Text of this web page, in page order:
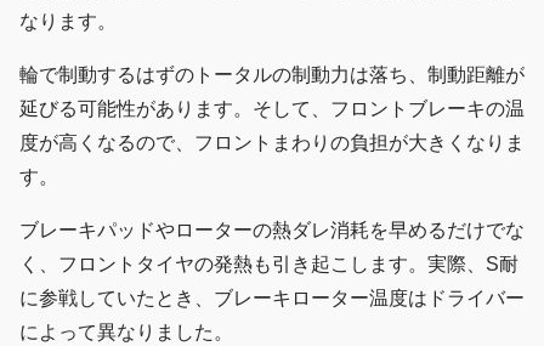
なります。
輪で制動するはずのトータルの制動力は落ち、制動距離が
延びる可能性があります。そして、フロントブレーキの温
度が高くなるので、フロントまわりの負担が大きくなりま
す。
ブレーキパッドやローターの熱ダレ消耗を早めるだけでな
く、フロントタイヤの発熱も引き起こします。実際、S耐
に参戦していたとき、ブレーキローター温度はドライバー
によって異なりました。